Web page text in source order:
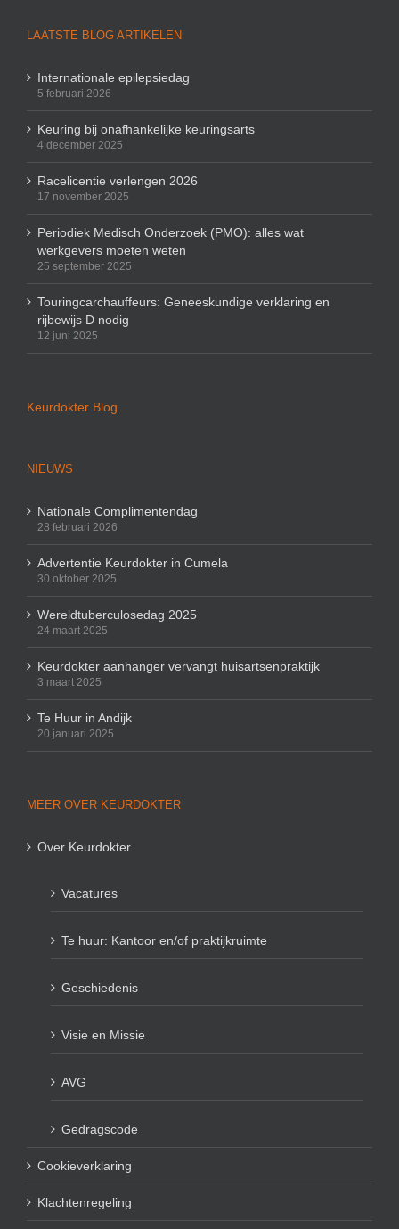
LAATSTE BLOG ARTIKELEN
Internationale epilepsiedag
5 februari 2026
Keuring bij onafhankelijke keuringsarts
4 december 2025
Racelicentie verlengen 2026
17 november 2025
Periodiek Medisch Onderzoek (PMO): alles wat
werkgevers moeten weten
25 september 2025
Touringcarchauffeurs: Geneeskundige verklaring en
rijbewijs D nodig
12 juni 2025
Keurdokter Blog
NIEUWS
Nationale Complimentendag
28 februari 2026
Advertentie Keurdokter in Cumela
30 oktober 2025
Wereldtuberculosedag 2025
24 maart 2025
Keurdokter aanhanger vervangt huisartsenpraktijk
3 maart 2025
Te Huur in Andijk
20 januari 2025
MEER OVER KEURDOKTER
Over Keurdokter
Vacatures
Te huur: Kantoor en/of praktijkruimte
Geschiedenis
Visie en Missie
AVG
Gedragscode
Cookieverklaring
Klachtenregeling